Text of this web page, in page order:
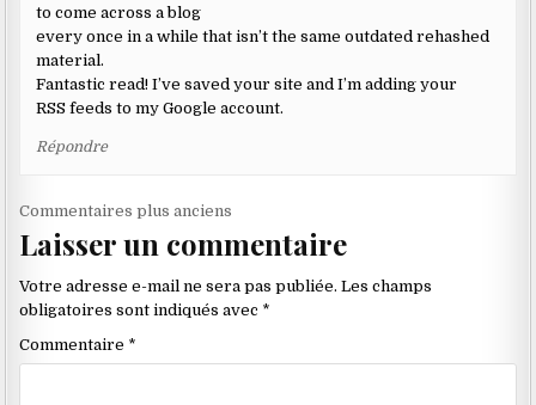
to come across a blog
every once in a while that isn’t the same outdated rehashed
material.
Fantastic read! I’ve saved your site and I’m adding your
RSS feeds to my Google account.
Répondre
Navigation
dans
les
commentaires
Commentaires plus anciens
Laisser un commentaire
Votre adresse e-mail ne sera pas publiée. Les champs
obligatoires sont indiqués avec *
Commentaire *